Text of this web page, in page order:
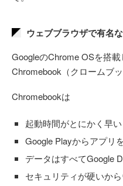
ウェブブラウザで有名
GoogleのChrome OSを搭載
Chromebook（クロームブ
Chromebookは
起動時間がとにかく早い
Google Playからアプリ
データはすべてGoogle
セキュリティが硬いか